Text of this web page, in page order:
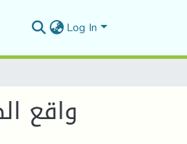
Log In
واقع